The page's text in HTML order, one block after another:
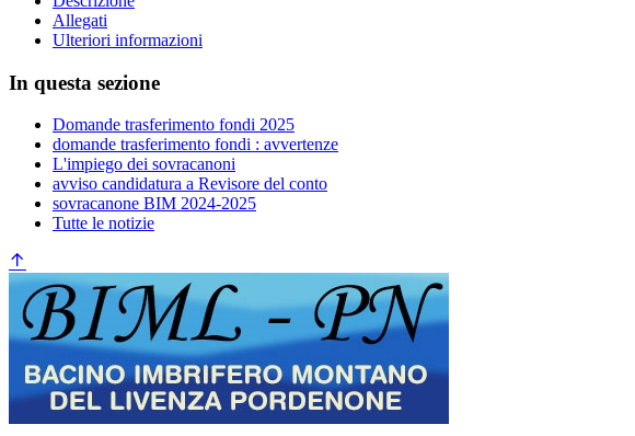
Allegati
Ulteriori informazioni
In questa sezione
Domande trasferimento fondi 2025
domande trasferimento fondi : avvertenze
L'impiego dei sovracanoni
avviso candidatura a Revisore del conto
sovracanone BIM 2024-2025
Tutte le notizie